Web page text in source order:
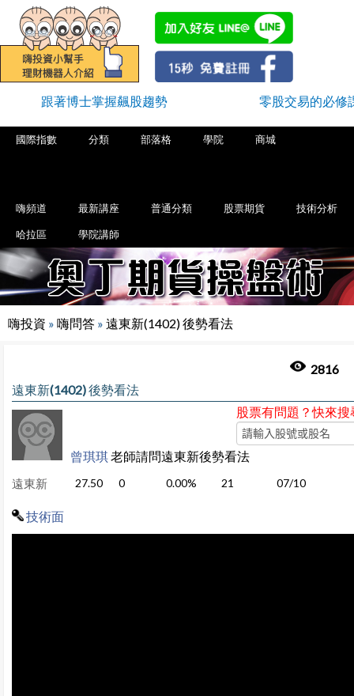
跟著博士掌握飆股趨勢 零股交易的必修
國際指數 分類 部落格 學院 商城
嗨頻道 最新講座 普通分類 股票期貨 技術分析
哈拉區 學院講師
嗨投資 » 嗨問答 » 遠東新(1402) 後勢看法
2816
遠東新(1402) 後勢看法
股票有問題？快來搜
曾琪琪老師請問遠東新後勢看法
遠東新 27.50 0 0.00% 21 07/10
技術面